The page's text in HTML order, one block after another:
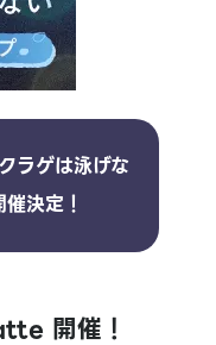
ラゲは泳げな
決定！
開催！